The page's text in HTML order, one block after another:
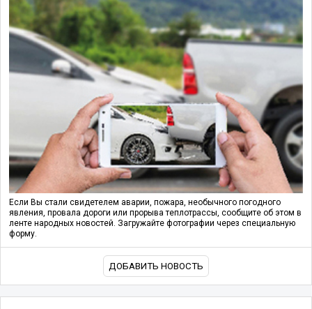
Если Вы стали свидетелем аварии, пожара, необычного погодного
явления, провала дороги или прорыва теплотрассы, сообщите об этом в
ленте народных новостей. Загружайте фотографии через специальную
форму.
ДОБАВИТЬ НОВОСТЬ